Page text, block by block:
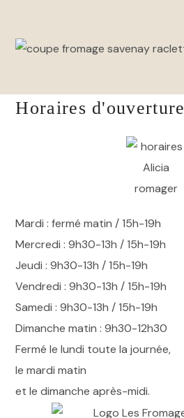
Horaires d'ouverture
Mardi: fermé matin / 15h-19h
Mercredi : 9h30-13h / 15h-19h
Jeudi : 9h30-13h / 15h-19h
Vendredi : 9h30-13h / 15h-19h
Samedi : 9h30-13h / 15h-19h
Dimanche matin : 9h30-12h30
Fermé le lundi toute la journée,
le mardi matin
et le dimanche après-midi.